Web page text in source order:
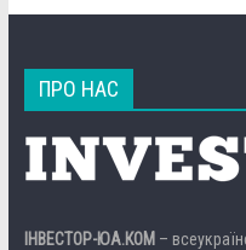
ПРО НАС
ІНВЕСТОР-ЮА.КОМ –